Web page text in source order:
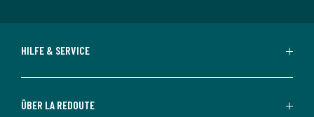
HILFE & SERVICE
ÜBER LA REDOUTE